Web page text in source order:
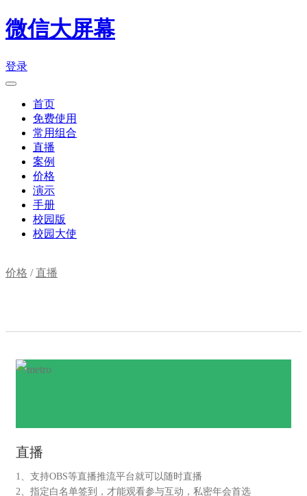
微信大屏幕
登录
首页
免费使用
常用组合
直播
案例
价格
演示
手册
校园版
校园大使
价格 / 直播
直播
1、支持OBS等直播推流平台就可以随时直播
2、指定白名单签到，才能观看参与互动，私密年会首选